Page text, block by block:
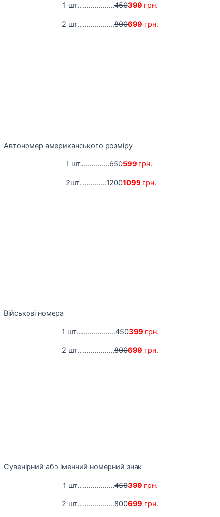
1 шт...................450399 грн.
2 шт...................800699 грн.
Автономер американського розміру
1 шт...............650599 грн.
2шт..............12001099 грн.
Військові номера
1 шт....................450399 грн.
2 шт...................800699 грн.
Сувенірний або іменний номерний знак
1 шт...................450399 грн.
2 шт...................800699 грн.